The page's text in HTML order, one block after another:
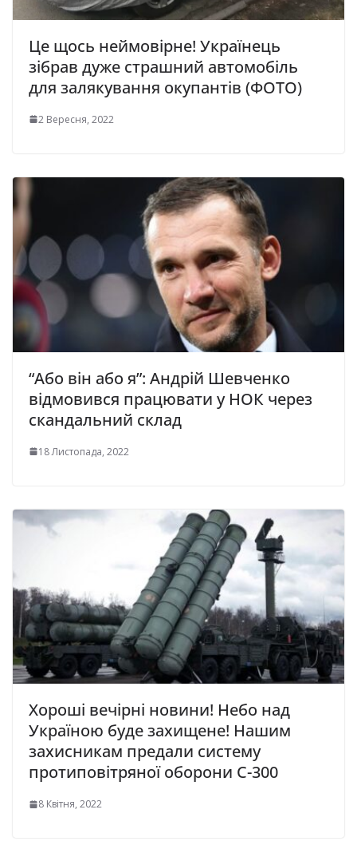
Це щось неймовірне! Українець
зібрав дуже страшний автомобіль
для залякування окупантів (ФОТО)
2 Вересня, 2022
“Або він або я”: Андрій Шевченко
відмовився працювати у НОК через
скандальний склад
18 Листопада, 2022
Хороші вечірні новини! Небо над
Україною буде захищене! Нашим
захисникам предали систему
протиповітряної оборони C-300
8 Квітня, 2022